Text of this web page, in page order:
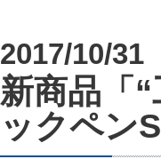
2017/10/31
新商品「
ックペン